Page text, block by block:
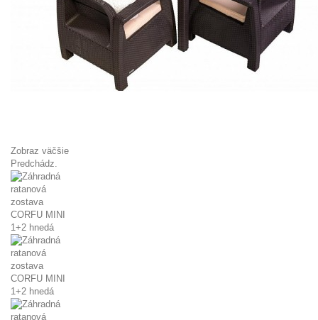
Zobraz väčšie
Predchádz.